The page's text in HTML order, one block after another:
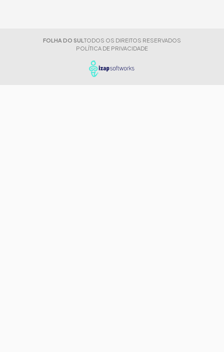
FOLHA DO SUL TODOS OS DIREITOS RESERVADOS
POLÍTICA DE PRIVACIDADE